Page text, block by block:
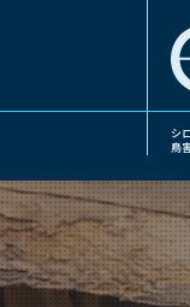
シ
鳥